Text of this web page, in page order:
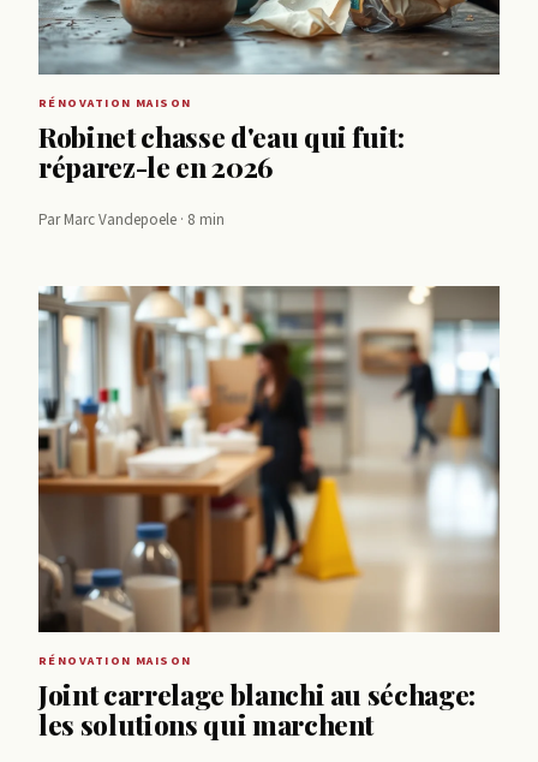
RÉNOVATION MAISON
Robinet chasse d'eau qui fuit:
réparez-le en 2026
Par Marc Vandepoele · 8 min
RÉNOVATION MAISON
Joint carrelage blanchi au séchage:
les solutions qui marchent